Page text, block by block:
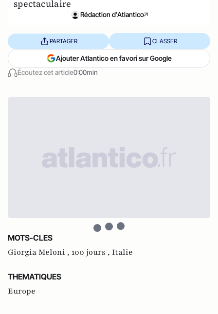
spectaculaire
Rédaction d'Atlantico
Écoutez cet article0:00min
PARTAGER CLASSER
Ajouter Atlantico en favori sur Google
MOTS-CLES
Giorgia Meloni , 100 jours , Italie
THEMATIQUES
Europe